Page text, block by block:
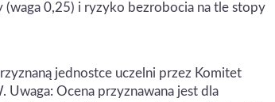
(waga 0,25) i ryzyko bezrobocia na tle stopy
jednostce uczelni przez Komitet
Uwaga: Ocena przyznawana jest dla